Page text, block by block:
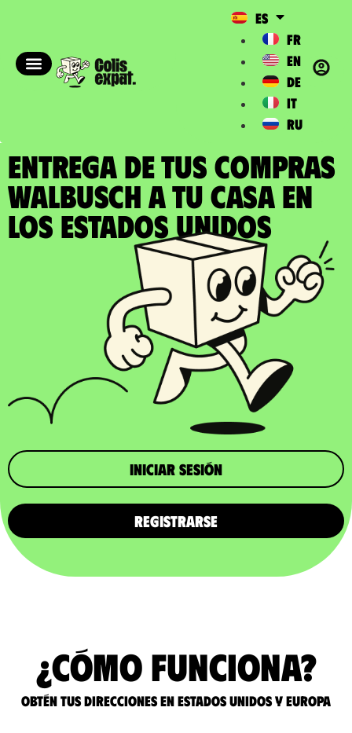
ES
FR
EN
DE
IT
RU
ENTREGA DE TUS COMPRAS
WALBUSCH a tu casa en
los Estados Unidos
iniciar sesión
REGISTRARSE
¿Cómo funciona?
Obtén tus direcciones en Estados Unidos y Europa